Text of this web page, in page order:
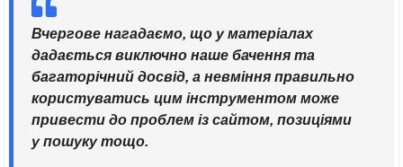
Вчергове нагадаємо, що у матеріалах
дадається виключно наше бачення та
багаторічний досвід, а невміння правильно
користуватись цим інструментом може
привести до проблем із сайтом, позиціями
у пошуку тощо.